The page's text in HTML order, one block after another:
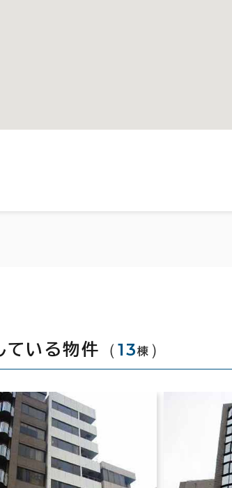
ている物件 （13棟 ）